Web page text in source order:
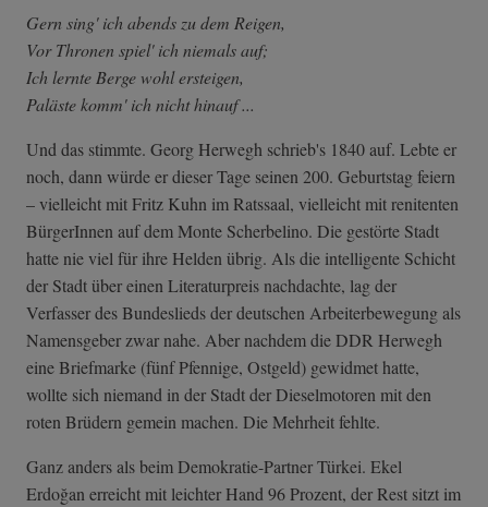
Gern sing' ich abends zu dem Reigen,
Vor Thronen spiel' ich niemals auf;
Ich lernte Berge wohl ersteigen,
Paläste komm' ich nicht hinauf ...
Und das stimmte. Georg Herwegh schrieb's 1840 auf. Lebte er
noch, dann würde er dieser Tage seinen 200. Geburtstag feiern
– vielleicht mit Fritz Kuhn im Ratssaal, vielleicht mit renitenten
BürgerInnen auf dem Monte Scherbelino. Die gestörte Stadt
hatte nie viel für ihre Helden übrig. Als die intelligente Schicht
der Stadt über einen Literaturpreis nachdachte, lag der
Verfasser des Bundeslieds der deutschen Arbeiterbewegung als
Namensgeber zwar nahe. Aber nachdem die DDR Herwegh
eine Briefmarke (fünf Pfennige, Ostgeld) gewidmet hatte,
wollte sich niemand in der Stadt der Dieselmotoren mit den
roten Brüdern gemein machen. Die Mehrheit fehlte.
Ganz anders als beim Demokratie-Partner Türkei. Ekel
Erdoğan erreicht mit leichter Hand 96 Prozent, der Rest sitzt im